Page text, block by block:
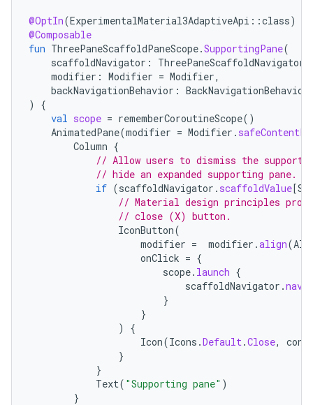
@OptIn(ExperimentalMaterial3AdaptiveApi ::class)
@Composable
fun ThreePaneScaffoldPaneScope.SupportingPane(
scaffoldNavigator :
modifier : Modifier = Modifier,
backNavigationBehavior : BackNavigationBehavior
)
{
val scope = rememberCoroutineScope()
AnimatedPane(modifier = Modifier .
Column {
// Allow users to dismiss the
// hide an expanded supporting pane.
if (scaffoldNavigator . scaffoldValue[
// Material design principles
// close (X) button.
IconButton(
modifier = modifier .align(
onClick = {
scope. launch {
scaffoldNavigator .
}
}
)
{
Icon(Icons .Default .Close,
}
}
Text( "Supporting pane" )
}